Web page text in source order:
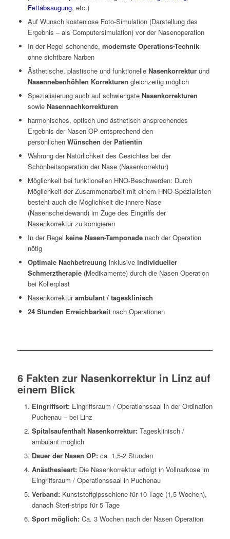
Fettabsaugung, etc.)
Auf Wunsch kostenlose Foto-Simulation (Darstellung des
Ergebnis – als Computersimulation) vor der Nasenoperation
In der Regel schonende, modernste Operations-Technik
ohne sichtbare Narben
Ästhetische, plastische und funktionelle Nasenkorrekturund
Nasennebenhöhlen Korrekturen gleichzeitig möglich
Spezialisierung auch auf schwierigste Nasenkorrekturen
sowie Nasennachkorrekturen
harmonisches, optisch und ästhetisch ansprechendes
Ergebnis der Nasen OP entsprechend den
persönlichen Wünschen der Patientin
Wahrung der Natürlichkeit des Gesichtes bei der
Schönheitsoperation der Nase (Nasenkorrektur)
Möglichkeit bei funktionellen HNO-Beschwerden: Durch
Möglichkeit der Zusammenarbeit mit einem HNO-Spezialisten
besteht auch die Möglichkeit die innere Nase
(Nasenscheidewand) im Zuge des Eingriffs der
Nasenkorrektur zu korrigieren
In der Regel keine Nasen-Tamponadenach der Operation
nötig
Optimale Nachbetreuung inklusive individueller
Schmerztherapie(Medikamente) durch die Nasen Operation
bei Kollerplast
Nasenkorrekturambulant / tagesklinisch
24 Stunden Erreichbarkeitnach Operationen
6 Fakten zur Nasenkorrektur in Linz auf
einem Blick
Eingriffsort:Eingriffsraum / Operationssaal in der Ordination
Puchenau – bei Linz
Spitalsaufenthalt Nasenkorrektur:Tagesklinisch /
ambulant möglich
Dauer der Nasen OP:ca. 1,5-2 Stunden
Anästhesieart:Die Nasenkorrektur erfolgt in Vollnarkose im
Eingriffsraum / Operationssaal in Puchenau
Verband:Kunststoffgipsschiene für 10 Tage (1,5 Wochen),
danach Steri-strips für 5 Tage
Sport möglich:Ca. 3 Wochen nach der Nasen Operation